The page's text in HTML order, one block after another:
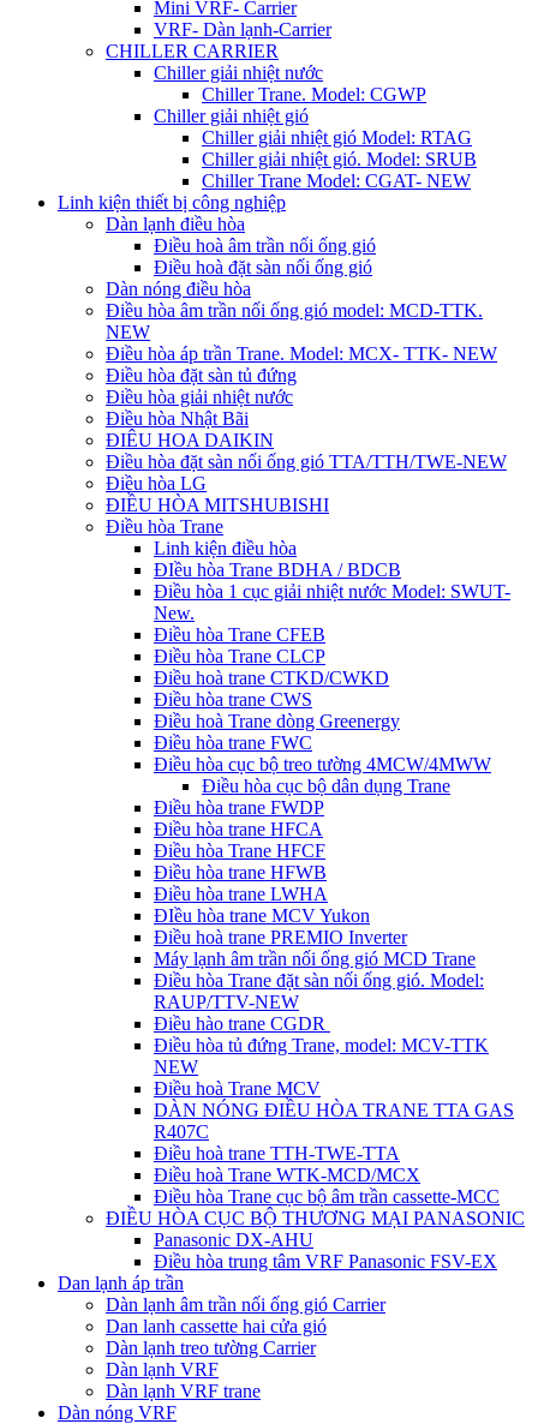
Mini VRF- Carrier
VRF- Dàn lạnh-Carrier
CHILLER CARRIER
Chiller giải nhiệt nước
Chiller Trane. Model: CGWP
Chiller giải nhiệt gió
Chiller giải nhiệt gió Model: RTAG
Chiller giải nhiệt gió. Model: SRUB
Chiller Trane Model: CGAT- NEW
Linh kiện thiết bị công nghiệp
Dàn lạnh điều hòa
Điều hoà âm trần nối ống gió
Điều hoà đặt sàn nối ống gió
Dàn nóng điều hòa
Điều hòa âm trần nối ống gió model: MCD-TTK.
NEW
Điều hòa áp trần Trane. Model: MCX- TTK- NEW
Điều hòa đặt sàn tủ đứng
Điều hòa giải nhiệt nước
Điều hòa Nhật Bãi
ĐIÊU HOA DAIKIN
Điều hòa đặt sàn nối ống gió TTA/TTH/TWE-NEW
Điều hòa LG
ĐIỀU HÒA MITSHUBISHI
Điều hòa Trane
Linh kiện điều hòa
ĐIều hòa Trane BDHA / BDCB
Điều hòa 1 cục giải nhiệt nước Model: SWUT-
New.
Điều hòa Trane CFEB
Điều hòa Trane CLCP
Điều hoà trane CTKD/CWKD
Điều hòa trane CWS
Điều hoà Trane dòng Greenergy
Điều hòa trane FWC
Điều hòa cục bộ treo tường 4MCW/4MWW
Điều hòa cục bộ dân dụng Trane
Điều hòa trane FWDP
Điều hòa trane HFCA
Điều hòa Trane HFCF
Điều hòa trane HFWB
Điều hòa trane LWHA
ĐIều hòa trane MCV Yukon
Điều hoà trane PREMIO Inverter
Máy lạnh âm trần nối ống gió MCD Trane
Điều hòa Trane đặt sàn nối ống gió. Model:
RAUP/TTV-NEW
Điều hào trane CGDR
Điều hòa tủ đứng Trane, model: MCV-TTK
NEW
Điều hoà Trane MCV
DÀN NÓNG ĐIỀU HÒA TRANE TTA GAS
R407C
Điều hoà trane TTH-TWE-TTA
Điều hoà Trane WTK-MCD/MCX
Điều hòa Trane cục bộ âm trần cassette-MCC
ĐIỀU HÒA CỤC BỘ THƯƠNG MẠI PANASONIC
Panasonic DX-AHU
Điều hòa trung tâm VRF Panasonic FSV-EX
Dan lạnh áp trần
Dàn lạnh âm trần nối ống gió Carrier
Dan lanh cassette hai cửa gió
Dàn lạnh treo tường Carrier
Dàn lạnh VRF
Dàn lạnh VRF trane
Dàn nóng VRF